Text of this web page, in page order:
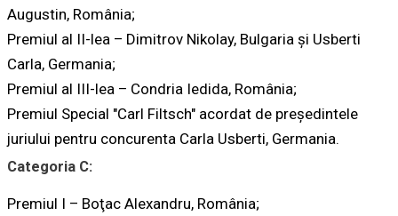
Augustin, România;
Premiul al II-lea – Dimitrov Nikolay, Bulgaria şi Usberti
Carla, Germania;
Premiul al III-lea – Condria Iedida, România;
Premiul Special "Carl Filtsch" acordat de preşedintele
juriului pentru concurenta Carla Usberti, Germania.
Categoria C:
Premiul I – Boţac Alexandru, România;